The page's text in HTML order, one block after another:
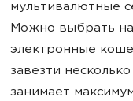
мультивалютные
Можно выбрать
электронные
завезти
занимает